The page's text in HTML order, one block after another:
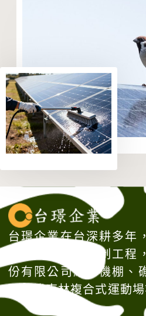
台璟企業在台深耕多年
型建物的鳥害防制工程
份有限公司維修機棚、
門烈嶼東林複合式運動